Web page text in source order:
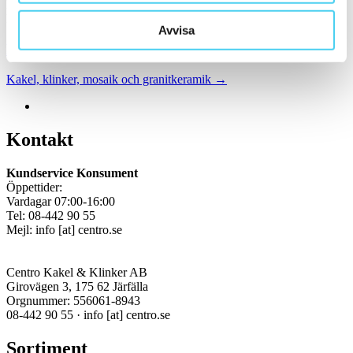
Avvisa
Med över 30 år i branschen är vi experter på allt inom kakel och
Kakel & klinker
Kakel, klinker, mosaik och granitkeramik →
Kontakt
Kundservice Konsument
Öppettider:
Vardagar 07:00-16:00
Tel: 08-442 90 55
Mejl: info [at] centro.se
Centro Kakel & Klinker AB
Girovägen 3, 175 62 Järfälla
Orgnummer: 556061-8943
08-442 90 55 · info [at] centro.se
Sortiment